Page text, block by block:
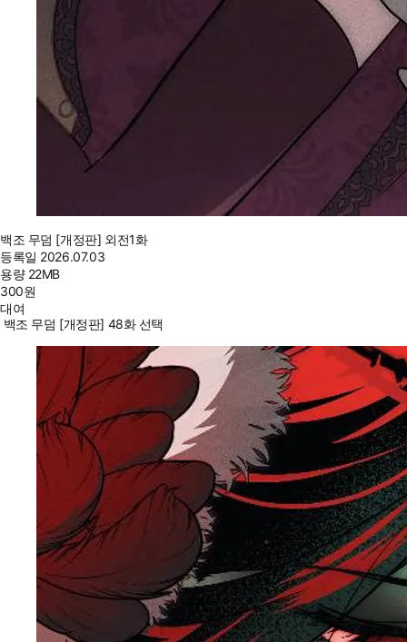
백조 무덤 [개정판] 외전1화
등록일 2026.07.03
용량 22MB
300원
대여
백조 무덤 [개정판] 48화 선택